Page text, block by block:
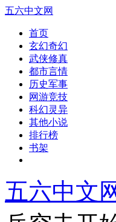
五六中文网
首页
玄幻奇幻
武侠修真
都市言情
历史军事
网游竞技
科幻灵异
其他小说
排行榜
书架
五六中文